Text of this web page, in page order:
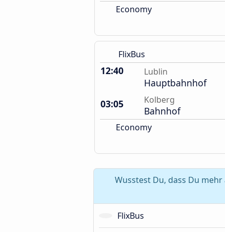
Economy
FlixBus
12:40 Lublin
Hauptbahnhof
03:05
Kolberg
Bahnhof
Economy
Wusstest Du, dass Du
FlixBus